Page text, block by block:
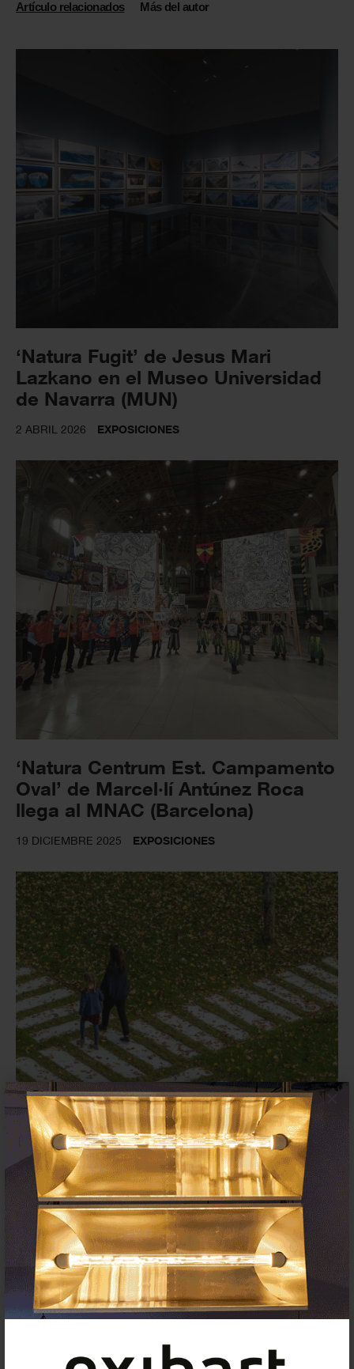
×
Artículo relacionados Más del autor
‘Natura Fugit’ de Jesus Mari
Lazkano en el Museo Universidad
de Navarra (MUN)
2 ABRIL 2026 EXPOSICIONES
‘Natura Centrum Est. Campamento
Oval’ de Marcel·lí Antúnez Roca
llega al MNAC (Barcelona)
19 DICIEMBRE 2025 EXPOSICIONES
Abierta la inscripción del Premio
Europeo del Espacio Público
Urbano 2026
17 DICIEMBRE 2025 PREMIOS Y CONCURSOS